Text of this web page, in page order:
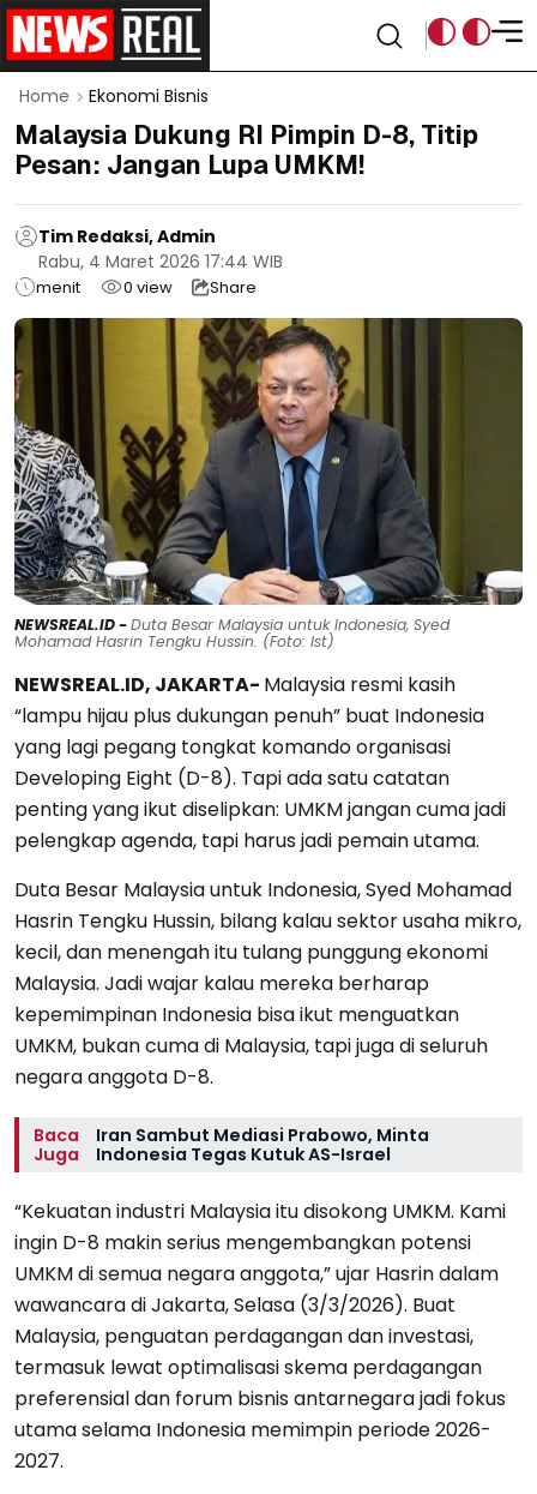
Home Ekonomi Bisnis
Malaysia Dukung RI Pimpin D-8, Titip
Pesan: Jangan Lupa UMKM!
Tim Redaksi, Admin
Rabu, 4 Maret 2026 17:44 WIB
menit 0 view Share
NEWSREAL.ID -Duta Besar Malaysia untuk Indonesia, Syed
Mohamad Hasrin Tengku Hussin. (Foto: Ist)
NEWSREAL.ID, JAKARTA- Malaysia resmi kasih
“lampu hijau plus dukungan penuh” buat Indonesia
yang lagi pegang tongkat komando organisasi
Developing Eight (D-8). Tapi ada satu catatan
penting yang ikut diselipkan: UMKM jangan cuma jadi
pelengkap agenda, tapi harus jadi pemain utama.
Duta Besar Malaysia untuk Indonesia, Syed Mohamad
Hasrin Tengku Hussin, bilang kalau sektor usaha mikro,
kecil, dan menengah itu tulang punggung ekonomi
Malaysia. Jadi wajar kalau mereka berharap
kepemimpinan Indonesia bisa ikut menguatkan
UMKM, bukan cuma di Malaysia, tapi juga di seluruh
negara anggota D-8.
Baca
Juga
Iran Sambut Mediasi Prabowo, Minta
Indonesia Tegas Kutuk AS-Israel
“Kekuatan industri Malaysia itu disokong UMKM. Kami
ingin D-8 makin serius mengembangkan potensi
UMKM di semua negara anggota,” ujar Hasrin dalam
wawancara di Jakarta, Selasa (3/3/2026). Buat
Malaysia, penguatan perdagangan dan investasi,
termasuk lewat optimalisasi skema perdagangan
preferensial dan forum bisnis antarnegara jadi fokus
utama selama Indonesia memimpin periode 2026-
2027.